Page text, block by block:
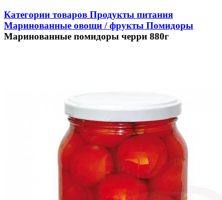
Категории товаров Продукты питания
Маринованные овощи / фрукты Помидоры
Маринованные помидоры черри 880г